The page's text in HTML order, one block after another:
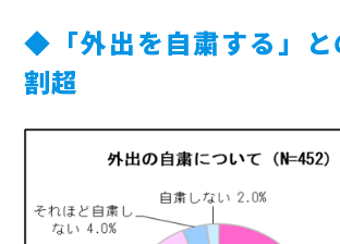
◆「外出を自粛する」
割超